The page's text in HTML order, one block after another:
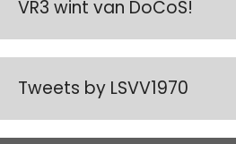
VR3 wint van DoCoS!
Tweets by LSVV1970